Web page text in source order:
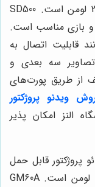
رزولوشن 720p (HD) و روشنایی 2000 لومن است. SD500
و بازی مناسب است.
قابلیت اتصال به
سه بعدی و
از طریق پورت‌های
ویدئو پروژکتور
النز امکان پذیر
پروژکتور قابل حمل
با رزولوشن 800x480 و روشنایی 1000 لومن است. GM60A